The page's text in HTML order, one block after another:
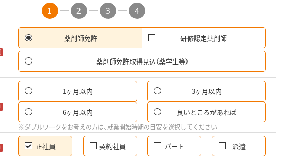
1 2 3 4
薬剤師免許 研修認定薬剤師
薬剤師免許取得見込（薬学生等）
1ヶ月以内 3ヶ月以内
6ヶ月以内 良いところがあれば
※ダブルワークをお考えの方は、就業開始時期の目安を選択してください
正社員 契約社員 パート 派遣